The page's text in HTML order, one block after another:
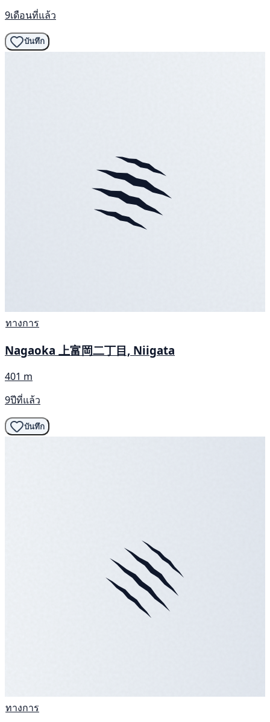
9เดือนที่แล้ว
บันทึก
ทางการ
Nagaoka 上富岡二丁目, Niigata
401 m
9ปีที่แล้ว
บันทึก
ทางการ